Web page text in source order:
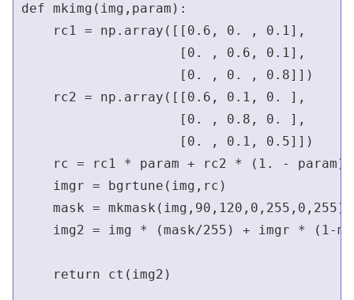
def mkimg(img,param):
    rc1 = np.array([[0.6, 0. , 0.1],
                    [0. , 0.6, 0.1],
                    [0. , 0. , 0.8]])
    rc2 = np.array([[0.6, 0.1, 0. ],
                    [0. , 0.8, 0. ],
                    [0. , 0.1, 0.5]])
    rc = rc1 * param + rc2 * (1. - param)
    imgr = bgrtune(img,rc)
    mask = mkmask(img,90,120,0,255,0,255)
img2 = img * (mask/255) + imgr * (1-
    return ct(img2)